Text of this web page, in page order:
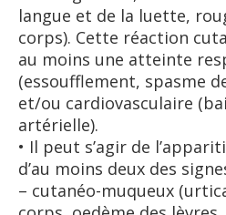
langue et de la luette,
corps). Cette réaction
au moins une atteinte
(essoufflement, spasme
et/ou cardiovasculaire
artérielle).
• Il peut s’agir de
d’au moins deux des
– cutanéo-muqueux